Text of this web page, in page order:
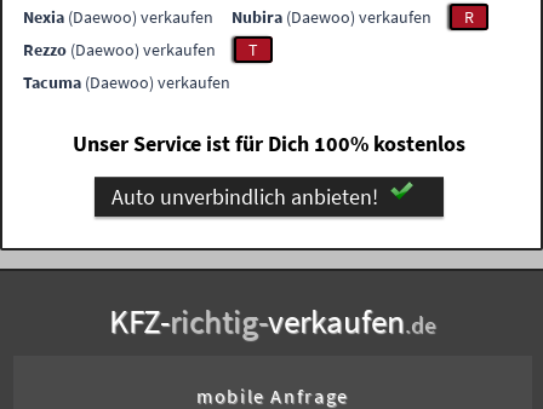
Nexia (Daewoo) verkaufen Nubira (Daewoo) verkaufen
R
Rezzo (Daewoo) verkaufen
T
Tacuma (Daewoo) verkaufen
Unser Service ist für Dich 100% kostenlos
Auto unverbindlich anbieten!
KFZ-richtig-verkaufen.de
mobile Anfrage